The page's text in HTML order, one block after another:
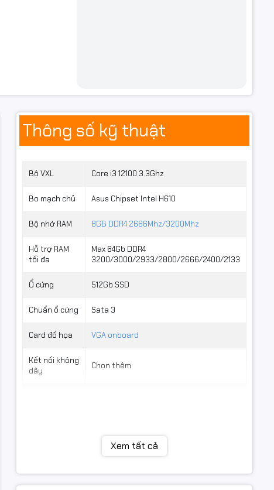
Thông số kỹ thuật
Bộ VXL Core i3 12100 3.3Ghz
Bo mạch chủ Asus Chipset Intel H610
Bộ nhớ RAM 8GB DDR4 2666Mhz/3200Mhz
Hỗ trợ RAM
tối đa
Max 64Gb DDR4
3200/3000/2933/2800/2666/2400/2133
Ổ cứng 512Gb SSD
Chuẩn ổ cứng Sata 3
Card đồ họa VGA onboard
Kết nối không
dây
Chọn thêm
1 x Realtek 1Gb Ethernet port
3 x Audio jacks
1 x PS/2 Keyboard (purple) port
Xem tất cả